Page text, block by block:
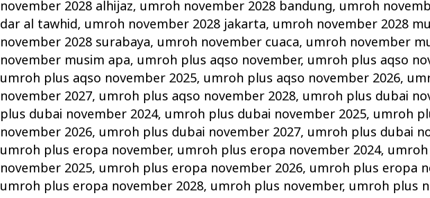
november 2028 alhijaz, umroh november 2028 bandung, umroh
dar al tawhid, umroh november 2028 jakarta, umroh november 2028
november 2028 surabaya, umroh november cuaca, umroh november
november musim apa, umroh plus aqso november, umroh plus aqso
umroh plus aqso november 2025, umroh plus aqso november 2026,
november 2027, umroh plus aqso november 2028, umroh plus dubai
plus dubai november 2024, umroh plus dubai november 2025, umroh
november 2026, umroh plus dubai november 2027, umroh plus dubai
umroh plus eropa november, umroh plus eropa november 2024,
november 2025, umroh plus eropa november 2026, umroh plus eropa
umroh plus eropa november 2028, umroh plus november, umroh plus